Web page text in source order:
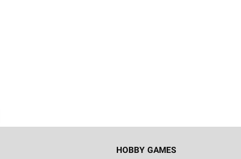
HOBBY GAMES